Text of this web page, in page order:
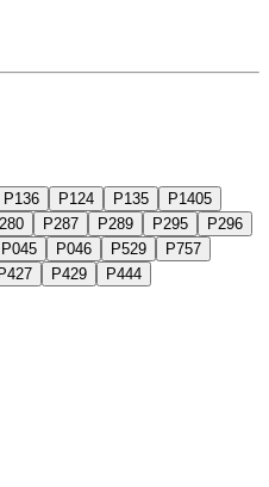
P136 P124 P135
P1405
P287 P289 P295
P296
P045 P046 P529
P757
P429 P444